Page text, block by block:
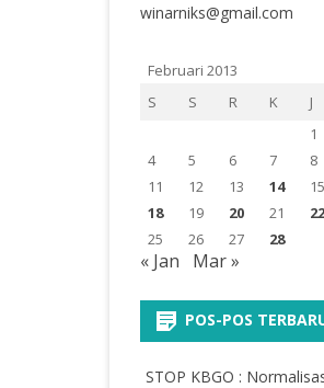
winarniks@gmail.com
Februari 2013
S
S R K J
1
4
5 6 7 8
11
12 13 14 15
18
19 20 21 22
25
26 27 28
« Jan Mar »
POS-POS
STOP KBGO :